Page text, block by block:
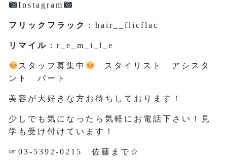
Instagram
フリックフラック ：hair__flicflac
リマイル ：r_e_m_i_l_e
スタッフ募集中
スタイリスト アシスタ
ント パート
美容が大好きな方お待ちしております！
少しでも気になったら気軽にお電話下さい！見
学も受け付けています！
☞03-5392-0215 佐藤まで☆